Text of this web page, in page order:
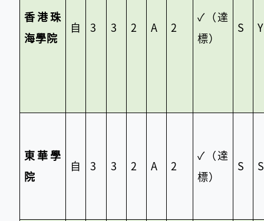
香港珠
海學院
自 3 3 2 A 2
✓ （達
標）
S Y
東華學
院
自 3 3 2 A 2
✓ （達
標）
S S